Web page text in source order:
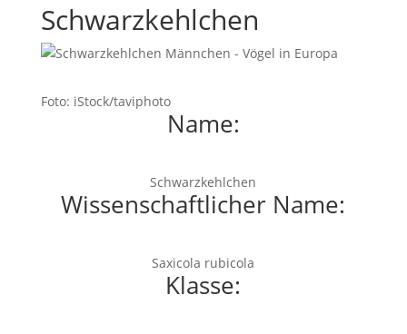
Schwarzkehlchen
Foto: iStock/taviphoto
Name:
Schwarzkehlchen
Wissenschaftlicher Name:
Saxicola rubicola
Klasse: